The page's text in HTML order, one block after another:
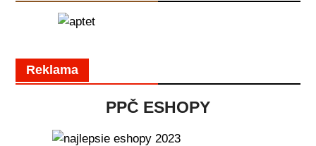
Reklama
PPČ ESHOPY